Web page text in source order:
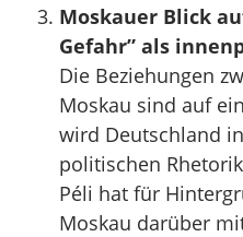
Moskauer Blick
Gefahr” als
Die Beziehungen
Moskau sind auf
wird Deutschland
politischen
Péli hat für
Moskau darüber